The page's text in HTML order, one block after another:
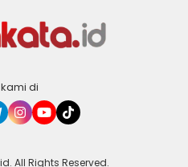
di
All Rights Reserved.